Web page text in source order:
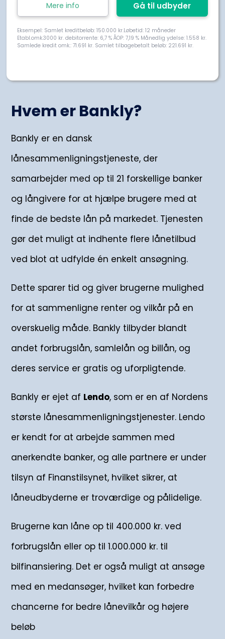
Mere info Gå til udbyder
Eksempel: Samlet kreditbeløb: 150.000 kr.Løbetid: 12 måneder
Etabl.omk.3000 kr. debitorrente: 6,7 % ÅOP: 7,19 % Månedlig ydelse: 1.558 kr.
Samlede kredit omk.: 71.691 kr. Samlet tilbagebetalt beløb: 221.691 kr.
Hvem er Bankly?
Bankly er en dansk
lånesammenligningstjeneste, der
samarbejder med op til 21 forskellige banker
og långivere for at hjælpe brugere med at
finde de bedste lån på markedet. Tjenesten
gør det muligt at indhente flere lånetilbud
ved blot at udfylde én enkelt ansøgning.
Dette sparer tid og giver brugerne mulighed
for at sammenligne renter og vilkår på en
overskuelig måde. Bankly tilbyder blandt
andet forbrugslån, samlelån og billån, og
deres service er gratis og uforpligtende.
Bankly er ejet af Lendo, som er en af Nordens
største lånesammenligningstjenester. Lendo
er kendt for at arbejde sammen med
anerkendte banker, og alle partnere er under
tilsyn af Finanstilsynet, hvilket sikrer, at
låneudbyderne er troværdige og pålidelige.
Brugerne kan låne op til 400.000 kr. ved
forbrugslån eller op til 1.000.000 kr. til
bilfinansiering. Det er også muligt at ansøge
med en medansøger, hvilket kan forbedre
chancerne for bedre lånevilkår og højere
beløb​